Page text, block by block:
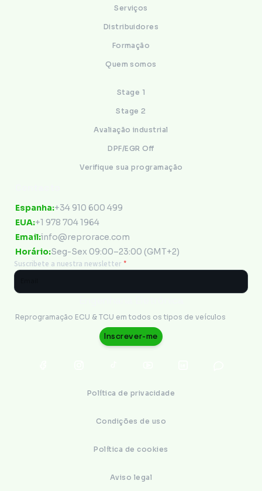
Serviços
Distribuidores
Formação
Quem somos
Stage 1
Stage 2
Avaliação industrial
DPF/EGR Off
Verifique sua programação
Espanha:+34 910 600 499
EUA:+1 978 704 1964
Email:info@reprorace.com
Horário:Seg-Sex 09:00–23:00 (GMT+2)
Suscribete a nuestra newsletter *
Reprogramação ECU & TCU em todos os tipos de veículos
Inscrever-me
Política de privacidade
Condições de uso
Política de cookies
Aviso legal